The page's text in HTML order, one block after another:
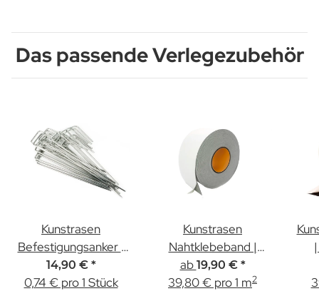
Das passende Verlegezubehör
Kunstrasen
Befestigungsanker |
20 Stück
14,90 € *
0,74 € pro 1 Stück
Kunstrasen
Nahtklebeband |
Einseitig | 5,00m &
15,00m Länge
ab 19,90 € *
39,80 € pro 1 m2